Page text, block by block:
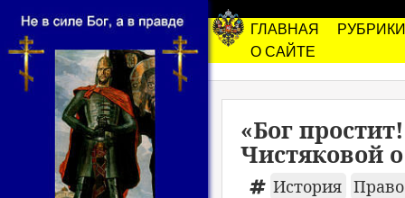
ГЛАВНАЯ
РУБРИКИ
О САЙТЕ
«Бог
Чистяковой
История